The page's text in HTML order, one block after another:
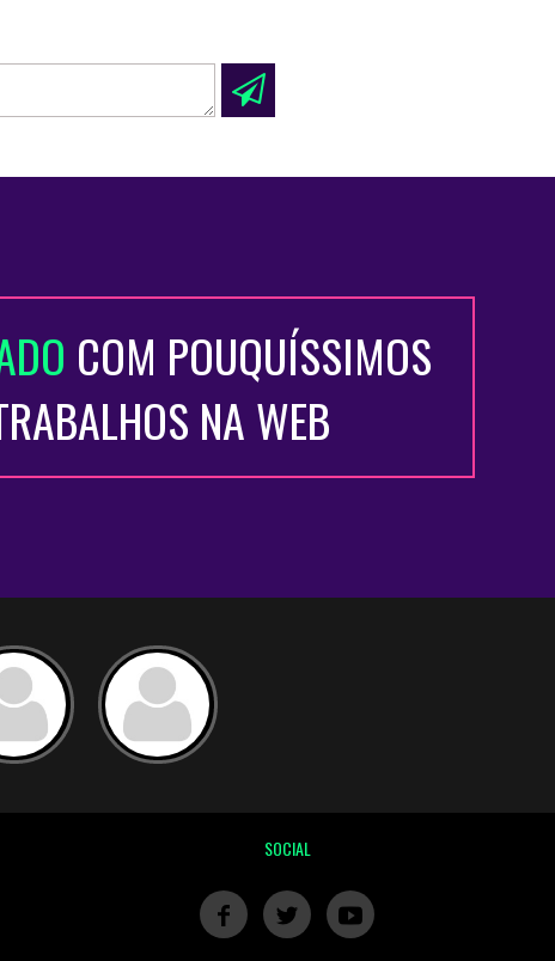
COM POUQUÍSSIMOS
NA WEB
SOCIAL